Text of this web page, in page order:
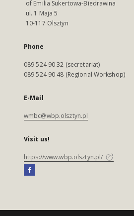
of Emilia Sukertowa-Biedrawina
ul. 1 Maja 5
10-117 Olsztyn
Phone
089 524 90 32 (secretariat)
089 524 90 48 (Regional Workshop)
E-Mail
wmbc@wbp.olsztyn.pl
Visit us!
https://www.wbp.olsztyn.pl/